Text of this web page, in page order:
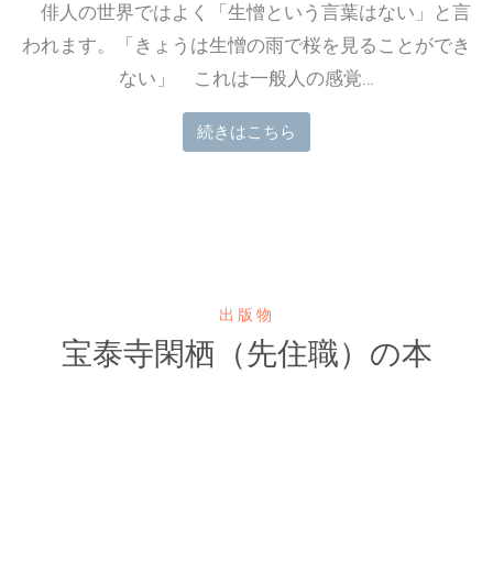
俳人の世界ではよく「生憎という言葉はない」と言
われます。「きょうは生憎の雨で桜を見ることができ
ない」 これは一般人の感覚…
続きはこちら
出版物
宝泰寺閑栖（先住職）の本